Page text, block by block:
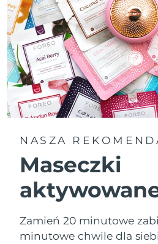
NASZA
Maseczki
Zamień 20 minutowe
minutowe chwile dla